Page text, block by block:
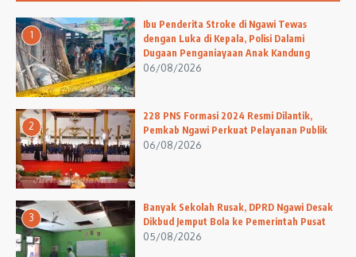
1
Ibu Penderita Stroke di Ngawi Tewas
dengan Luka di Kepala, Polisi Dalami
Dugaan Penganiayaan Anak Kandung
06/08/2026
2
228 PNS Formasi 2024 Resmi Dilantik,
Pemkab Ngawi Perkuat Pelayanan Publik
06/08/2026
3
Banyak Sekolah Rusak, DPRD Ngawi Desak
Dikbud Jemput Bola ke Pemerintah Pusat
05/08/2026